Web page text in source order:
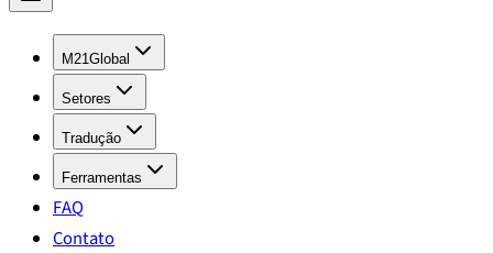
M21Global
Setores
Tradução
Ferramentas
FAQ
Contato